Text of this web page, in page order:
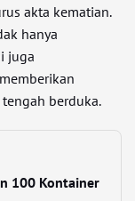
akta kematian.
hanya
juga
berduka.
100 Kontainer